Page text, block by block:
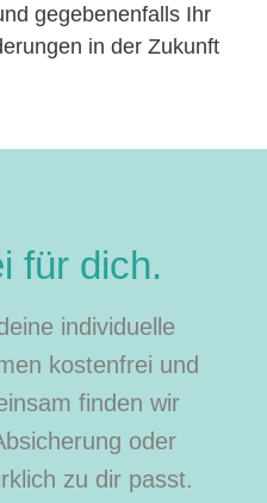
gegebenenfalls Ihr
in der Zukunft
für dich.
individuelle
kostenfrei und
finden wir
oder
zu dir passt.